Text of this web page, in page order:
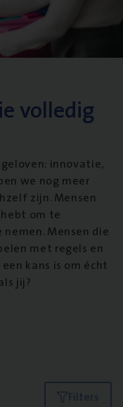
volledig
innovatie,
we nog meer
zijn. Mensen
om te
Mensen die
met regels en
kans is om écht
jij?
Filters